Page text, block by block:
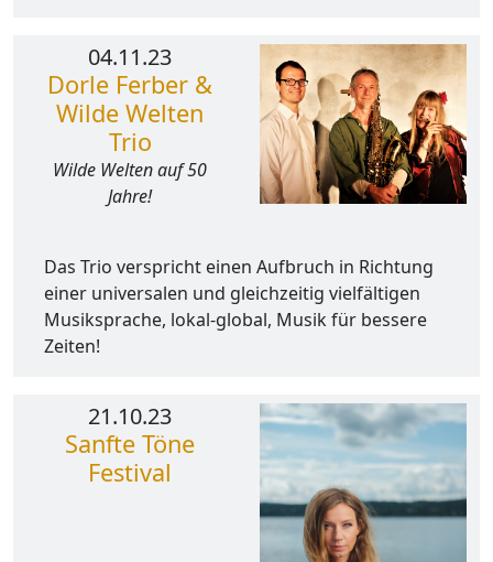
04.11.23
Dorle Ferber &
Wilde Welten
Trio
Wilde Welten auf 50
Jahre!
Das Trio verspricht einen Aufbruch in Richtung
einer universalen und gleichzeitig vielfältigen
Musiksprache, lokal-global, Musik für bessere
Zeiten!
21.10.23
Sanfte Töne
Festival